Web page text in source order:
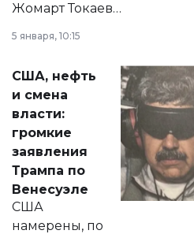
Жомарт Токаев
сразу несколько
актуальных тем —
от слухов о
политических
реформах до
вопросов армии,
экономики и
личного здоровья.
5 января, 10:15
США, нефть
и смена
власти:
громкие
заявления
Трампа по
Венесуэле
США
намерены, по